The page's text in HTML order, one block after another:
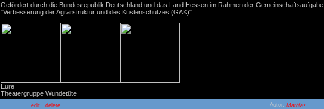
Gefördert durch die Bundesrepublik Deutschland und das Land Hessen im Rahmen der Gemeinschaftsaufgabe
"Verbesserung der Agrarstruktur und des Küstenschutzes (GAK)".
Eure
Theatergruppe Wundetüte
edit- delete Autor: Mathias